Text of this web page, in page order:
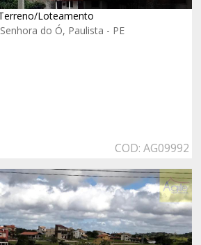
Loteamento
do Ó, Paulista - PE
COD: AG09992